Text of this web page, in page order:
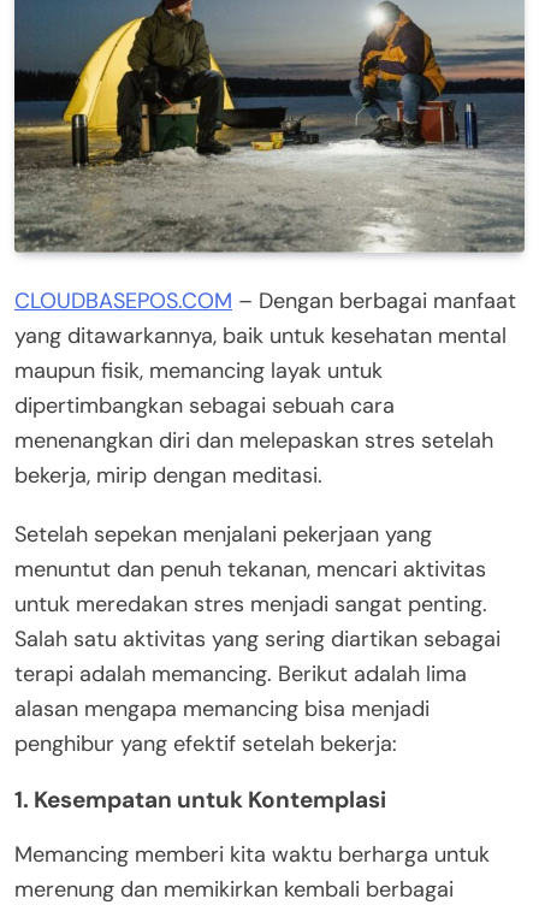
CLOUDBASEPOS.COM – Dengan berbagai manfaat
yang ditawarkannya, baik untuk kesehatan mental
maupun fisik, memancing layak untuk
dipertimbangkan sebagai sebuah cara
menenangkan diri dan melepaskan stres setelah
bekerja, mirip dengan meditasi.
Setelah sepekan menjalani pekerjaan yang
menuntut dan penuh tekanan, mencari aktivitas
untuk meredakan stres menjadi sangat penting.
Salah satu aktivitas yang sering diartikan sebagai
terapi adalah memancing. Berikut adalah lima
alasan mengapa memancing bisa menjadi
penghibur yang efektif setelah bekerja:
1. Kesempatan untuk Kontemplasi
Memancing memberi kita waktu berharga untuk
merenung dan memikirkan kembali berbagai